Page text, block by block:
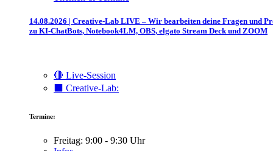
14.08.2026 | Creative-Lab LIVE – Wir bearbeiten deine Fragen und
zu KI-ChatBots, Notebook4LM, OBS, elgato Stream Deck und ZOOM
🔴 Live-Session
⬛️ Creative-Lab:
Termine:
Freitag: 9:00 - 9:30 Uhr